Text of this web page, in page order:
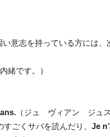
意志を持っている方には、
緒です。）
（ジュ ヴィアン ジュ
ごくサバを読んだり、 Je